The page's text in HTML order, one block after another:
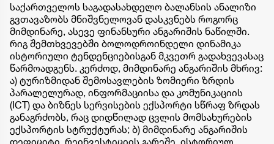
საქართველოს საგადასახდელო ბალანსის ანალიზი
გვთავაზობს მნიშვნელოვან დასკვნებს როგორც
მიმდინარე, ასევე ფინანსური ანგარიშის ნაწილში.
რიგ შემთხვევებში ბოლოდროინდელი დინამიკა
ისტორიული ტენდენციებისგან მკვეთრ გადახვევასაც
წარმოადგენს. კერძოდ, მიმდინარე ანგარიშის მხრივ:
ა) ტურიზმიდან შემოსავლების ზომიერი ზრდის
პარალელურად, ინფორმაციისა და კომუნიკაციის
(ICT) და ბიზნეს სერვისების ექსპორტი სწრაფ ზრდას
განაგრძობს, რაც დიდწილად ცვლის მომსახურების
ექსპორტის სტრუქტურას; ბ) მიმდინარე ანგარიშის